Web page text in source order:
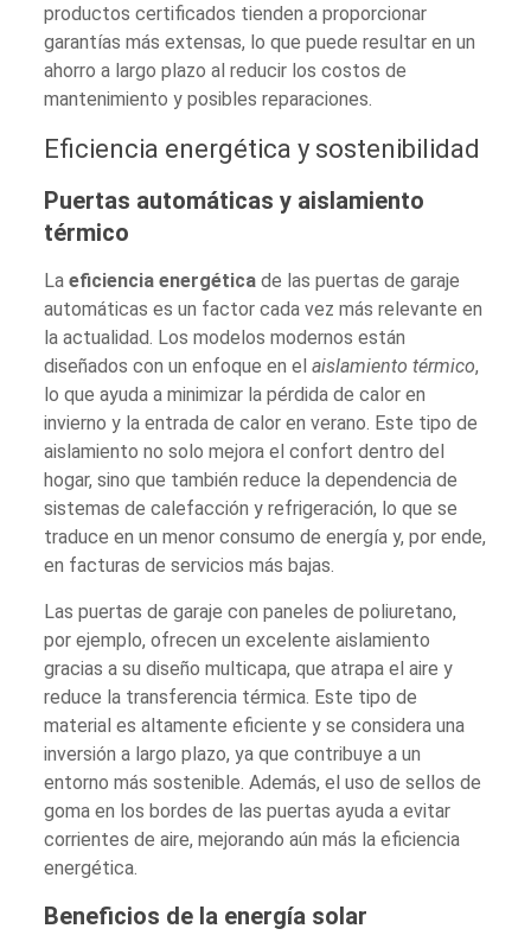
productos certificados tienden a proporcionar
garantías más extensas, lo que puede resultar en un
ahorro a largo plazo al reducir los costos de
mantenimiento y posibles reparaciones.
Eficiencia energética y sostenibilidad
Puertas automáticas y aislamiento
térmico
Laeficiencia energética de las puertas de garaje
automáticas es un factor cada vez más relevante en
la actualidad. Los modelos modernos están
diseñados con un enfoque en elaislamiento térmico,
lo que ayuda a minimizar la pérdida de calor en
invierno y la entrada de calor en verano. Este tipo de
aislamiento no solo mejora el confort dentro del
hogar, sino que también reduce la dependencia de
sistemas de calefacción y refrigeración, lo que se
traduce en un menor consumo de energía y, por ende,
en facturas de servicios más bajas.
Las puertas de garaje con paneles de poliuretano,
por ejemplo, ofrecen un excelente aislamiento
gracias a su diseño multicapa, que atrapa el aire y
reduce la transferencia térmica. Este tipo de
material es altamente eficiente y se considera una
inversión a largo plazo, ya que contribuye a un
entorno más sostenible. Además, el uso de sellos de
goma en los bordes de las puertas ayuda a evitar
corrientes de aire, mejorando aún más la eficiencia
energética.
Beneficios de la energía solar